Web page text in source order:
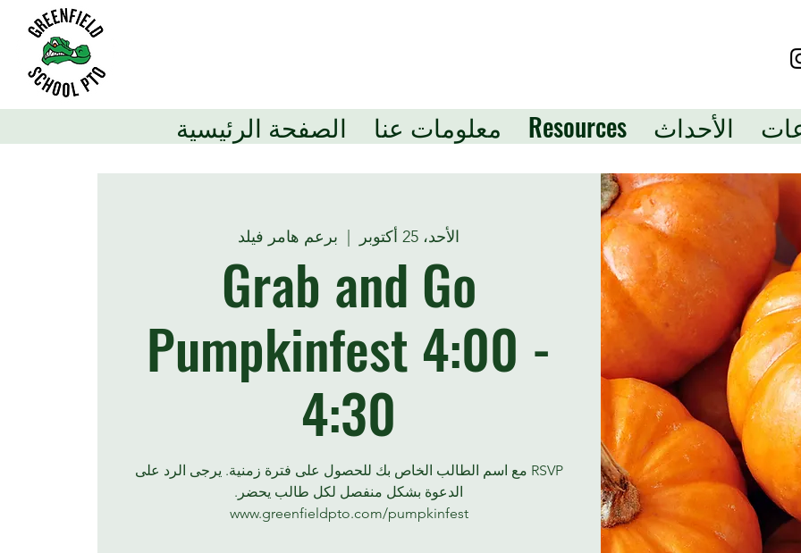
الصفحة الرئيسية معلومات عنا Resources الأحداث
الأحد، 25 أكتوبر برعم هامر فيلد
Grab and Go
Pumpkinfest 4:00 -
4:30
RSVP مع اسم الطالب الخاص بك للحصول على فترة زمنية. يرجى الرد على
الدعوة بشكل منفصل لكل طالب يحضر.
www.greenfieldpto.com/pumpkinfest